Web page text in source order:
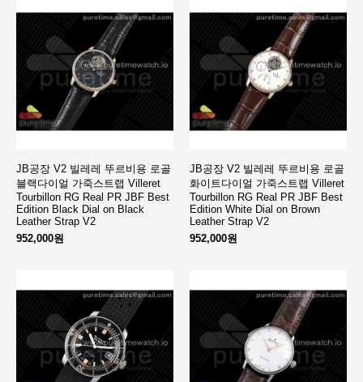
JB공장 V2 빌레레 뚜르비용 로골
블랙다이얼 가죽스트랩 Villeret
Tourbillon RG Real PR JBF Best
Edition Black Dial on Black
Leather Strap V2
952,000원
JB공장 V2 빌레레 뚜르비용 로골
화이트다이얼 가죽스트랩 Villeret
Tourbillon RG Real PR JBF Best
Edition White Dial on Brown
Leather Strap V2
952,000원